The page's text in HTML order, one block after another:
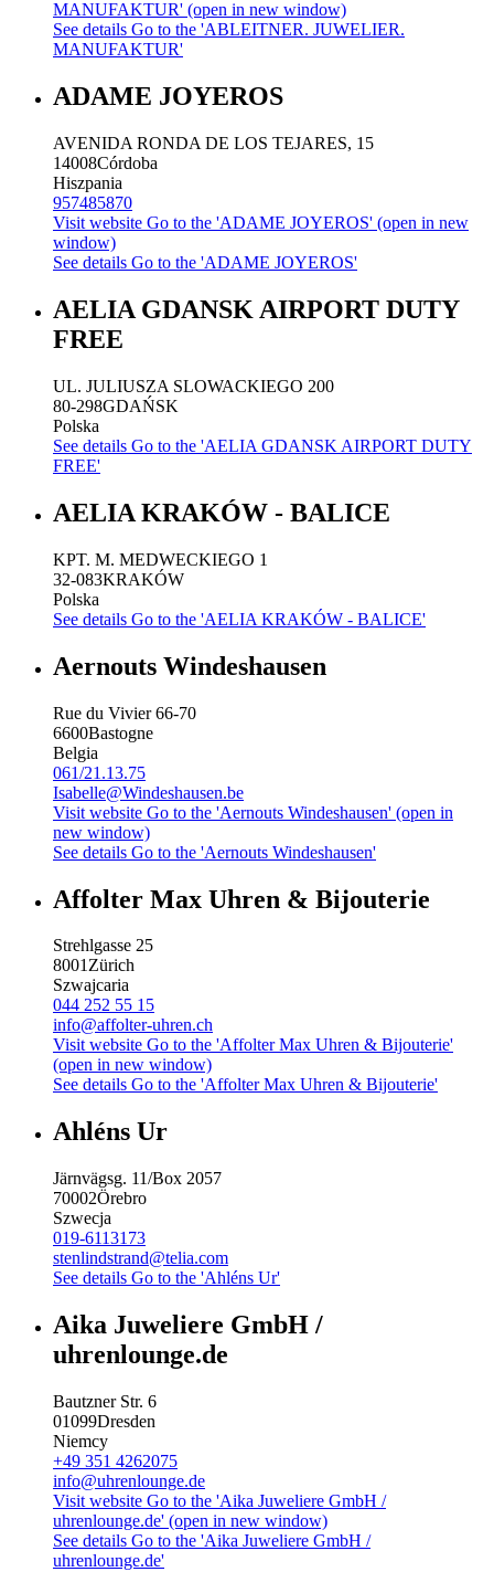
MANUFAKTUR' (open in new window)
See details Go to the 'ABLEITNER. JUWELIER.
MANUFAKTUR'
ADAME JOYEROS
AVENIDA RONDA DE LOS TEJARES, 15
14008Córdoba
Hiszpania
957485870
Visit website Go to the 'ADAME JOYEROS' (open in new
window)
See details Go to the 'ADAME JOYEROS'
AELIA GDANSK AIRPORT DUTY
FREE
UL. JULIUSZA SLOWACKIEGO 200
80-298GDAŃSK
Polska
See details Go to the 'AELIA GDANSK AIRPORT DUTY
FREE'
AELIA KRAKÓW - BALICE
KPT. M. MEDWECKIEGO 1
32-083KRAKÓW
Polska
See details Go to the 'AELIA KRAKÓW - BALICE'
Aernouts Windeshausen
Rue du Vivier 66-70
6600Bastogne
Belgia
061/21.13.75
Isabelle@Windeshausen.be
Visit website Go to the 'Aernouts Windeshausen' (open in
new window)
See details Go to the 'Aernouts Windeshausen'
Affolter Max Uhren & Bijouterie
Strehlgasse 25
8001Zürich
Szwajcaria
044 252 55 15
info@affolter-uhren.ch
Visit website Go to the 'Affolter Max Uhren & Bijouterie'
(open in new window)
See details Go to the 'Affolter Max Uhren & Bijouterie'
Ahléns Ur
Järnvägsg. 11/Box 2057
70002Örebro
Szwecja
019-6113173
stenlindstrand@telia.com
See details Go to the 'Ahléns Ur'
Aika Juweliere GmbH /
uhrenlounge.de
Bautzner Str. 6
01099Dresden
Niemcy
+49 351 4262075
info@uhrenlounge.de
Visit website Go to the 'Aika Juweliere GmbH /
uhrenlounge.de' (open in new window)
See details Go to the 'Aika Juweliere GmbH /
uhrenlounge.de'